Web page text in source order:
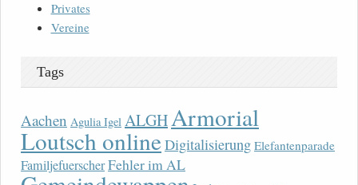
Privates
Vereine
Tags
Aachen Agulia Igel ALGHArmorial
Loutsch onlineDigitalisierung Elefantenparade
FamiljefuerscherFehler im AL